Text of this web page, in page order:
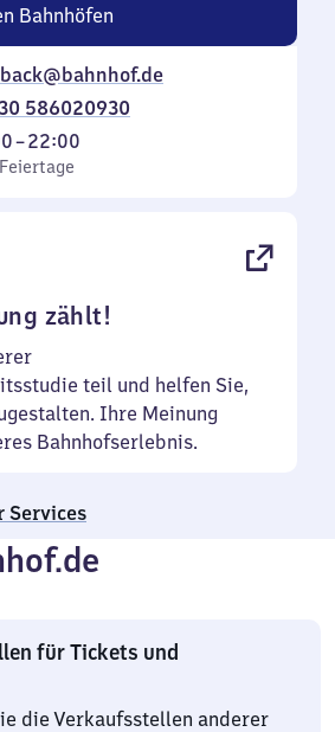
Bahnhöfen
586020930
–22:00
zählt!
teil und helfen Sie,
Ihre Meinung
Bahnhofserlebnis.
Services
für Tickets und
die Verkaufsstellen anderer